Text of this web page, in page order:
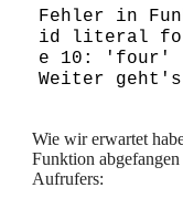
Fehler in
id literal
e 10: 'four'
Wie wir erwartet
Funktion
Aufrufers: